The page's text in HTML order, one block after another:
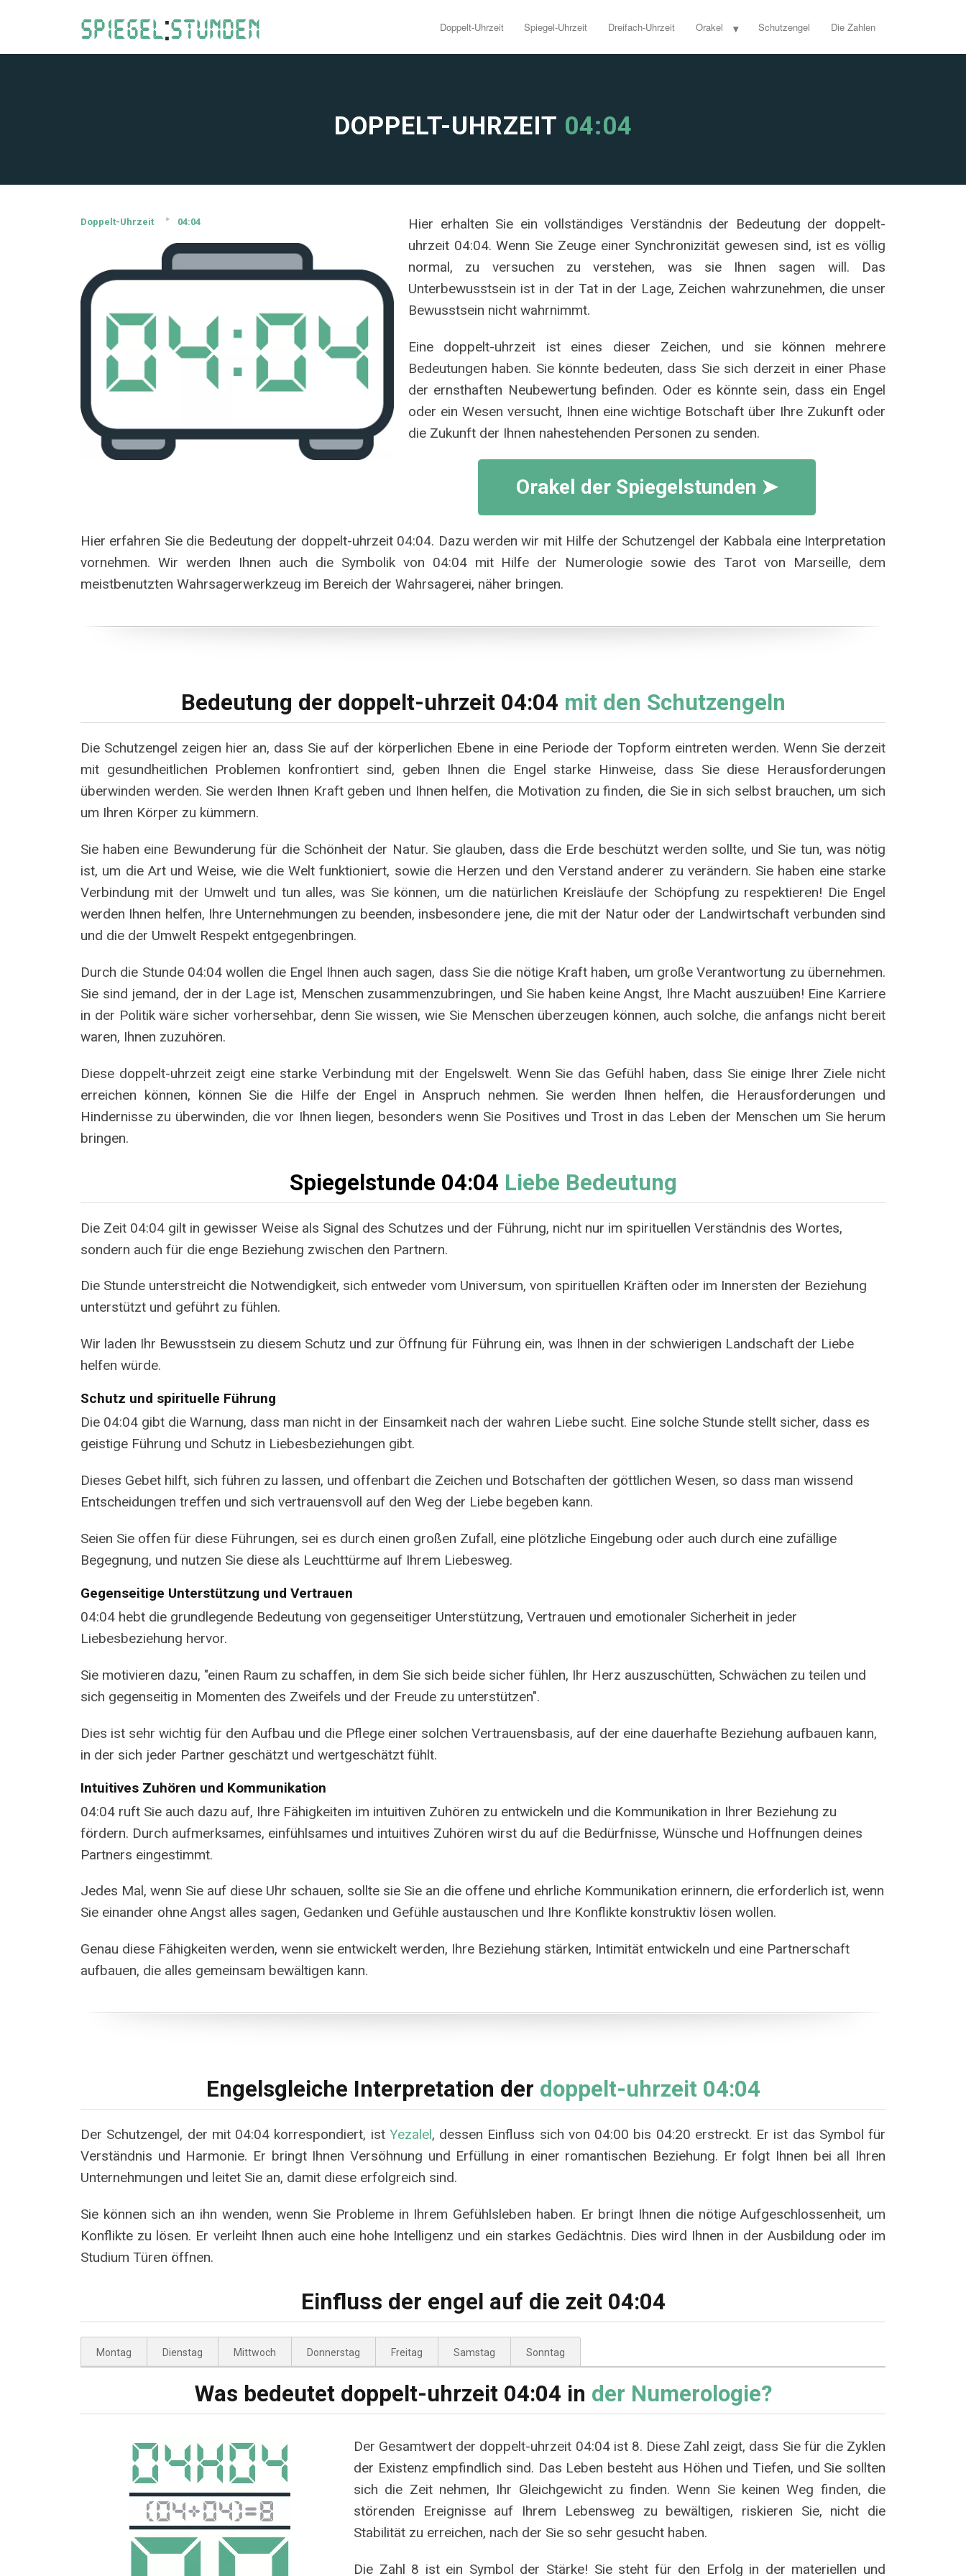
Doppelt-Uhrzeit Spiegel-Uhrzeit Dreifach-Uhrzeit Orakel Schutzengel Die Zahlen
DOPPELT-UHRZEIT 04:04
Doppelt-Uhrzeit 04:04
Hier erhalten Sie ein vollständiges Verständnis der Bedeutung der doppelt-
uhrzeit 04:04. Wenn Sie Zeuge einer Synchronizität gewesen sind, ist es völlig
normal, zu versuchen zu verstehen, was sie Ihnen sagen will. Das
Unterbewusstsein ist in der Tat in der Lage, Zeichen wahrzunehmen, die unser
Bewusstsein nicht wahrnimmt.
Eine doppelt-uhrzeit ist eines dieser Zeichen, und sie können mehrere
Bedeutungen haben. Sie könnte bedeuten, dass Sie sich derzeit in einer Phase
der ernsthaften Neubewertung befinden. Oder es könnte sein, dass ein Engel
oder ein Wesen versucht, Ihnen eine wichtige Botschaft über Ihre Zukunft oder
die Zukunft der Ihnen nahestehenden Personen zu senden.
Orakel der Spiegelstunden ➤
Hier erfahren Sie die Bedeutung der doppelt-uhrzeit 04:04. Dazu werden wir mit Hilfe der Schutzengel der Kabbala eine Interpretation
vornehmen. Wir werden Ihnen auch die Symbolik von 04:04 mit Hilfe der Numerologie sowie des Tarot von Marseille, dem
meistbenutzten Wahrsagerwerkzeug im Bereich der Wahrsagerei, näher bringen.
Bedeutung der doppelt-uhrzeit 04:04 mit den Schutzengeln
Die Schutzengel zeigen hier an, dass Sie auf der körperlichen Ebene in eine Periode der Topform eintreten werden. Wenn Sie derzeit
mit gesundheitlichen Problemen konfrontiert sind, geben Ihnen die Engel starke Hinweise, dass Sie diese Herausforderungen
überwinden werden. Sie werden Ihnen Kraft geben und Ihnen helfen, die Motivation zu finden, die Sie in sich selbst brauchen, um sich
um Ihren Körper zu kümmern.
Sie haben eine Bewunderung für die Schönheit der Natur. Sie glauben, dass die Erde beschützt werden sollte, und Sie tun, was nötig
ist, um die Art und Weise, wie die Welt funktioniert, sowie die Herzen und den Verstand anderer zu verändern. Sie haben eine starke
Verbindung mit der Umwelt und tun alles, was Sie können, um die natürlichen Kreisläufe der Schöpfung zu respektieren! Die Engel
werden Ihnen helfen, Ihre Unternehmungen zu beenden, insbesondere jene, die mit der Natur oder der Landwirtschaft verbunden sind
und die der Umwelt Respekt entgegenbringen.
Durch die Stunde 04:04 wollen die Engel Ihnen auch sagen, dass Sie die nötige Kraft haben, um große Verantwortung zu übernehmen.
Sie sind jemand, der in der Lage ist, Menschen zusammenzubringen, und Sie haben keine Angst, Ihre Macht auszuüben! Eine Karriere
in der Politik wäre sicher vorhersehbar, denn Sie wissen, wie Sie Menschen überzeugen können, auch solche, die anfangs nicht bereit
waren, Ihnen zuzuhören.
Diese doppelt-uhrzeit zeigt eine starke Verbindung mit der Engelswelt. Wenn Sie das Gefühl haben, dass Sie einige Ihrer Ziele nicht
erreichen können, können Sie die Hilfe der Engel in Anspruch nehmen. Sie werden Ihnen helfen, die Herausforderungen und
Hindernisse zu überwinden, die vor Ihnen liegen, besonders wenn Sie Positives und Trost in das Leben der Menschen um Sie herum
bringen.
Spiegelstunde 04:04 Liebe Bedeutung
Die Zeit 04:04 gilt in gewisser Weise als Signal des Schutzes und der Führung, nicht nur im spirituellen Verständnis des Wortes,
sondern auch für die enge Beziehung zwischen den Partnern.
Die Stunde unterstreicht die Notwendigkeit, sich entweder vom Universum, von spirituellen Kräften oder im Innersten der Beziehung
unterstützt und geführt zu fühlen.
Wir laden Ihr Bewusstsein zu diesem Schutz und zur Öffnung für Führung ein, was Ihnen in der schwierigen Landschaft der Liebe
helfen würde.
Schutz und spirituelle Führung
Die 04:04 gibt die Warnung, dass man nicht in der Einsamkeit nach der wahren Liebe sucht. Eine solche Stunde stellt sicher, dass es
geistige Führung und Schutz in Liebesbeziehungen gibt.
Dieses Gebet hilft, sich führen zu lassen, und offenbart die Zeichen und Botschaften der göttlichen Wesen, so dass man wissend
Entscheidungen treffen und sich vertrauensvoll auf den Weg der Liebe begeben kann.
Seien Sie offen für diese Führungen, sei es durch einen großen Zufall, eine plötzliche Eingebung oder auch durch eine zufällige
Begegnung, und nutzen Sie diese als Leuchttürme auf Ihrem Liebesweg.
Gegenseitige Unterstützung und Vertrauen
04:04 hebt die grundlegende Bedeutung von gegenseitiger Unterstützung, Vertrauen und emotionaler Sicherheit in jeder
Liebesbeziehung hervor.
Sie motivieren dazu, "einen Raum zu schaffen, in dem Sie sich beide sicher fühlen, Ihr Herz auszuschütten, Schwächen zu teilen und
sich gegenseitig in Momenten des Zweifels und der Freude zu unterstützen".
Dies ist sehr wichtig für den Aufbau und die Pflege einer solchen Vertrauensbasis, auf der eine dauerhafte Beziehung aufbauen kann,
in der sich jeder Partner geschätzt und wertgeschätzt fühlt.
Intuitives Zuhören und Kommunikation
04:04 ruft Sie auch dazu auf, Ihre Fähigkeiten im intuitiven Zuhören zu entwickeln und die Kommunikation in Ihrer Beziehung zu
fördern. Durch aufmerksames, einfühlsames und intuitives Zuhören wirst du auf die Bedürfnisse, Wünsche und Hoffnungen deines
Partners eingestimmt.
Jedes Mal, wenn Sie auf diese Uhr schauen, sollte sie Sie an die offene und ehrliche Kommunikation erinnern, die erforderlich ist, wenn
Sie einander ohne Angst alles sagen, Gedanken und Gefühle austauschen und Ihre Konflikte konstruktiv lösen wollen.
Genau diese Fähigkeiten werden, wenn sie entwickelt werden, Ihre Beziehung stärken, Intimität entwickeln und eine Partnerschaft
aufbauen, die alles gemeinsam bewältigen kann.
Engelsgleiche Interpretation der doppelt-uhrzeit 04:04
Der Schutzengel, der mit 04:04 korrespondiert, ist Yezalel, dessen Einfluss sich von 04:00 bis 04:20 erstreckt. Er ist das Symbol für
Verständnis und Harmonie. Er bringt Ihnen Versöhnung und Erfüllung in einer romantischen Beziehung. Er folgt Ihnen bei all Ihren
Unternehmungen und leitet Sie an, damit diese erfolgreich sind.
Sie können sich an ihn wenden, wenn Sie Probleme in Ihrem Gefühlsleben haben. Er bringt Ihnen die nötige Aufgeschlossenheit, um
Konflikte zu lösen. Er verleiht Ihnen auch eine hohe Intelligenz und ein starkes Gedächtnis. Dies wird Ihnen in der Ausbildung oder im
Studium Türen öffnen.
Einfluss der engel auf die zeit 04:04
Montag Dienstag Mittwoch Donnerstag Freitag Samstag Sonntag
Was bedeutet doppelt-uhrzeit 04:04 in der Numerologie?
Der Gesamtwert der doppelt-uhrzeit 04:04 ist 8. Diese Zahl zeigt, dass Sie für die Zyklen
der Existenz empfindlich sind. Das Leben besteht aus Höhen und Tiefen, und Sie sollten
sich die Zeit nehmen, Ihr Gleichgewicht zu finden. Wenn Sie keinen Weg finden, die
störenden Ereignisse auf Ihrem Lebensweg zu bewältigen, riskieren Sie, nicht die
Stabilität zu erreichen, nach der Sie so sehr gesucht haben.
Die Zahl 8 ist ein Symbol der Stärke! Sie steht für den Erfolg in der materiellen und